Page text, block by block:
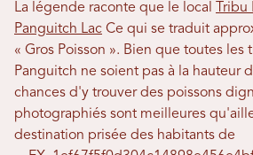
La légende raconte que le local
Panguitch Lac Ce qui se traduit
« Gros Poisson ». Bien que toutes les
Panguitch ne soient pas à la hauteur
chances d'y trouver des poissons
photographiés sont meilleures
destination prisée des habitants de